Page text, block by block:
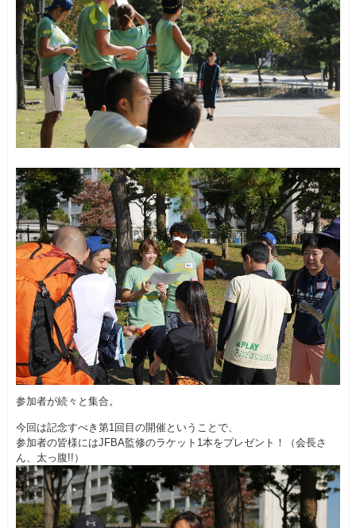
参加者が続々と集合。
今回は記念すべき第1回目の開催ということで、
参加者の皆様にはJFBA監修のラケット1本をプレゼント！（会長さ
ん、太っ腹!!）